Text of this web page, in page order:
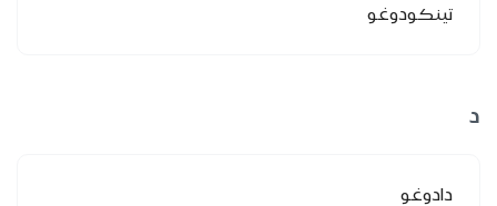
تينكودوغو
د
دادوغو